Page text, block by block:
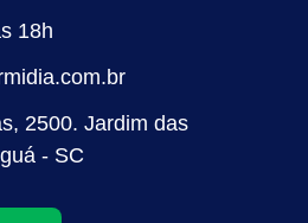
18h
2500. Jardim das
- SC